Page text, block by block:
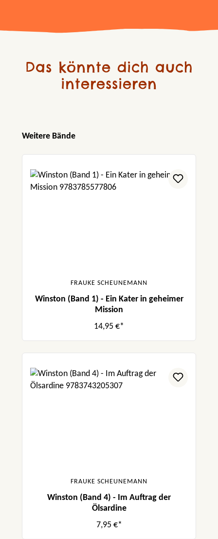
Das könnte dich auch
interessieren
Produktgalerie überspringen
Weitere Bände
FRAUKE SCHEUNEMANN
Winston (Band 1) - Ein Kater in geheimer
Mission
14,95 €*
FRAUKE SCHEUNEMANN
Winston (Band 4) - Im Auftrag der
Ölsardine
7,95 €*